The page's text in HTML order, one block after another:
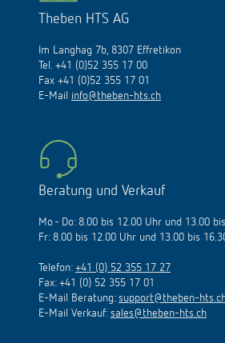
Theben HTS AG
Im Langhag 7b, 8307 Effretikon
Tel. +41 (0)52 355 17 00
Fax +41 (0)52 355 17 01
E-Mail info@theben-hts.ch
Beratung und Verkauf
Mo - Do: 8.00 bis 12.00 Uhr und 13.00
Fr: 8.00 bis 12.00 Uhr und 13.00 bis
Telefon: +41 (0) 52 355 17 27
Fax: +41 (0) 52 355 17 01
E-Mail Beratung: support@theben-
E-Mail Verkauf: sales@theben-hts.ch